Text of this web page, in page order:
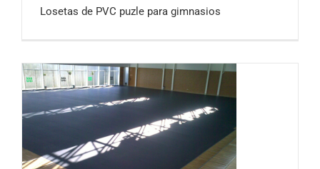
Losetas de PVC puzle para gimnasios